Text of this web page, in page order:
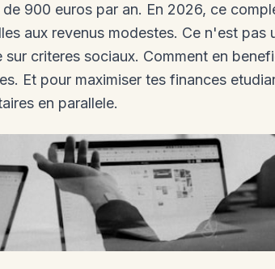
900 euros par an. En 2026, ce
aux revenus modestes. Ce n'est pas
criteres sociaux. Comment en
Et pour maximiser tes finances
en parallele.